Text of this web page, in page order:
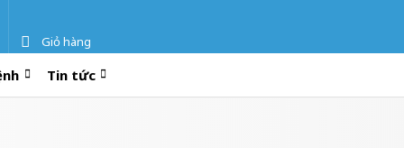
Giỏ hàng
Tin tức